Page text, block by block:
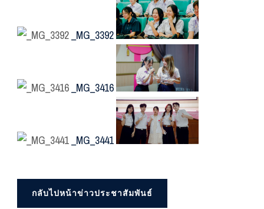
_MG_3392
_MG_3416
_MG_3441
กลับไปหน้าข่าวประชาสัมพันธ์